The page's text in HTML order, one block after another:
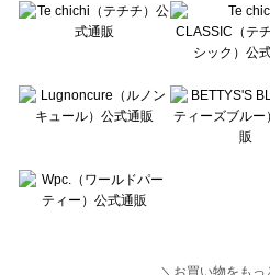
＼お買い物をもっ